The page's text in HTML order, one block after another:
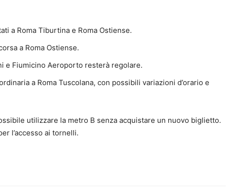
a Roma Tiburtina e Roma Ostiense.
a Roma Ostiense.
e Fiumicino Aeroporto resterà regolare.
a Roma Tuscolana, con possibili variazioni d’orario e
utilizzare la metro B senza acquistare un nuovo biglietto.
l’accesso ai tornelli.